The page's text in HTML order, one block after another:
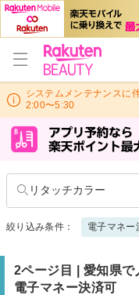
システムメンテナンスに
2:00〜5:30
リタッチカラー
絞り込み条件： 電子マネー
2ページ目 | 愛知県で
電子マネー決済可